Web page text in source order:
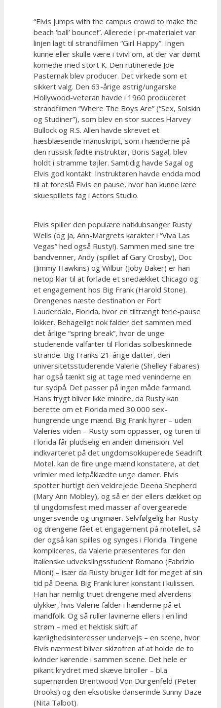
“Elvis jumps with the campus crowd to make the
beach ‘ball’ bounce!”. Allerede i pr-materialet var
linjen lagt til strandfilmen “Girl Happy”. Ingen
kunne eller skulle være i tvivl om, at der var dømt
komedie med stort K. Den rutinerede Joe
Pasternak blev producer. Det virkede som et
sikkert valg. Den 63-årige østrig/ungarske
Hollywood-veteran havde i 1960 produceret
strandfilmen “Where The Boys Are” (“Sex, Solskin
og Studiner”), som blev en stor succes.Harvey
Bullock og R.S. Allen havde skrevet et
hæsblæsende manuskript, som i hænderne på
den russisk fødte instruktør, Boris Sagal, blev
holdt i stramme tøjler. Samtidig havde Sagal og
Elvis god kontakt. Instruktøren havde endda mod
til at foreslå Elvis en pause, hvor han kunne lære
skuespillets fag i Actors Studio.
Elvis spiller den populære natklubsanger Rusty
Wells (og ja, Ann-Margrets karakter i “Viva Las
Vegas” hed også Rusty!). Sammen med sine tre
bandvenner, Andy (spillet af Gary Crosby), Doc
(Jimmy Hawkins) og Wilbur (Joby Baker) er han
netop klar til at forlade et snedækket Chicago og
et engagement hos Big Frank (Harold Stone).
Drengenes næste destination er Fort
Lauderdale, Florida, hvor en tiltrængt ferie-pause
lokker. Behageligt nok falder det sammen med
det årlige “spring break”, hvor de unge
studerende valfarter til Floridas solbeskinnede
strande. Big Franks 21-årige datter, den
universitetsstuderende Valerie (Shelley Fabares)
har også tænkt sig at tage med veninderne en
tur sydpå. Det passer på ingen måde farmand.
Hans frygt bliver ikke mindre, da Rusty kan
berette om et Florida med 30.000 sex-
hungrende unge mænd. Big Frank hyrer – uden
Valeries viden – Rusty som oppasser, og turen til
Florida får pludselig en anden dimension. Vel
indkvarteret på det ungdomsokkuperede Seadrift
Motel, kan de fire unge mænd konstatere, at det
vrimler med letpåklædte unge damer. Elvis
spotter hurtigt den veldrejede Deena Shepherd
(Mary Ann Mobley), og så er der ellers dækket op
til ungdomsfest med masser af overgearede
ungersvende og ungmøer. Selvfølgelig har Rusty
og drengene fået et engagement på motellet, så
der også kan spilles og synges i Florida. Tingene
kompliceres, da Valerie præsenteres for den
italienske udvekslingsstudent Romano (Fabrizio
Mioni) – især da Rusty bruger lidt for meget af sin
tid på Deena. Big Frank lurer konstant i kulissen.
Han har nemlig truet drengene med alverdens
ulykker, hvis Valerie falder i hænderne på et
mandfolk. Og så ruller lavinerne ellers i en lind
strøm – med et hektisk skift af
kærlighedsinteresser undervejs – en scene, hvor
Elvis nærmest bliver skizofren af at holde de to
kvinder kørende i sammen scene. Det hele er
pikant krydret med skæve biroller – bl.a
supernørden Brentwood Von Durgenfeld (Peter
Brooks) og den eksotiske danserinde Sunny Daze
(Nita Talbot).